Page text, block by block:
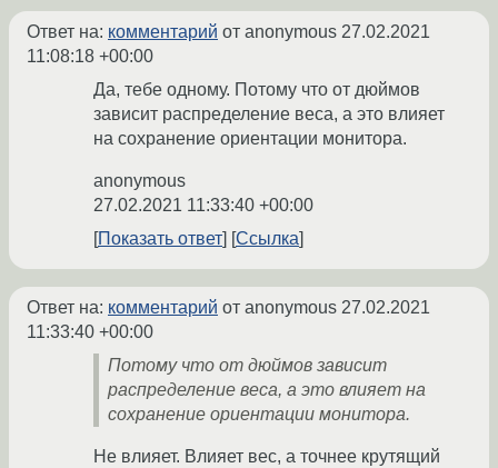
Ответ на: комментарий от anonymous 27.02.2021
11:08:18 +00:00
Да, тебе одному. Потому что от дюймов
зависит распределение веса, а это влияет
на сохранение ориентации монитора.
anonymous
27.02.2021 11:33:40 +00:00
Показать ответ
Ссылка
Ответ на: комментарий от anonymous 27.02.2021
11:33:40 +00:00
Потому что от дюймов зависит
распределение веса, а это влияет на
сохранение ориентации монитора.
Не влияет. Влияет вес, а точнее крутящий